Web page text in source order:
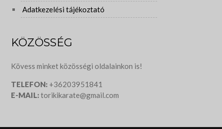
Adatkezelési tájékoztató
KÖZÖSSÉG
Kövess minket közösségi oldalainkon is!
TELEFON:+36203951841
E-MAIL:torikikarate@gmail.com